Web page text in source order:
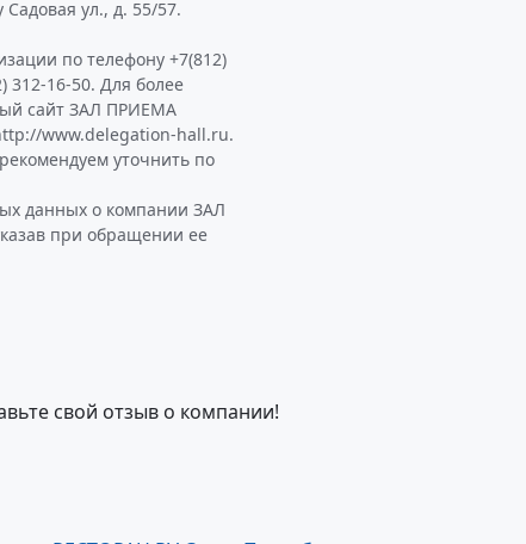
Садовая ул., д. 55/57.
по телефону +7(812)
312-16-50. Для более
сайт ЗАЛ ПРИЕМА
www.delegation-hall.ru.
уточнить по
данных о компании ЗАЛ
при обращении ее
свой отзыв о компании!